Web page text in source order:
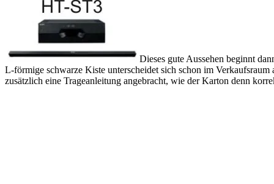
Dieses gute Aussehen beginnt
L-förmige schwarze Kiste unterscheidet sich schon im
zusätzlich eine Trageanleitung angebracht, wie der Karton denn